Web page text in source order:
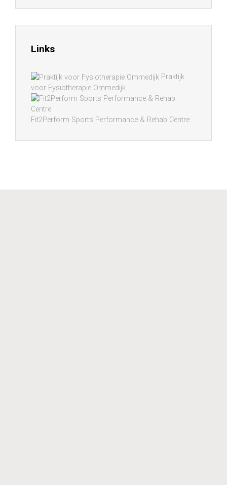
Links
Praktijk
voor Fysiotherapie Ommedijk
Fit2Perform Sports Performance & Rehab Centre